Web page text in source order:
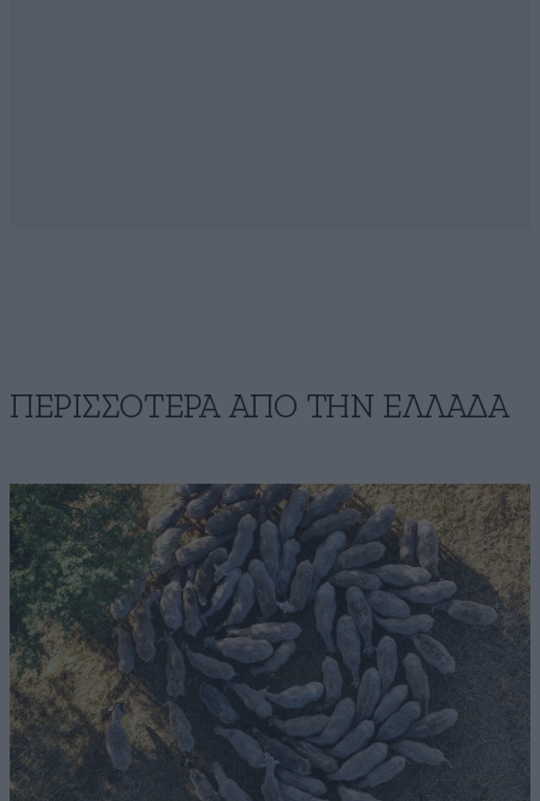
ΠΕΡΙΣΣΟΤΕΡΑ ΑΠΟ ΤΗΝ ΕΛΛΑΔΑ